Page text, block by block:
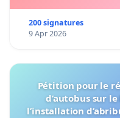
200 signatures
9 Apr 2026
Pétition pour le
d’autobus sur
l’installation